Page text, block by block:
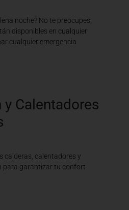
noche? No te preocupes,
disponibles en cualquier
cualquier emergencia
Calentadores
calderas, calentadores y
para garantizar tu confort